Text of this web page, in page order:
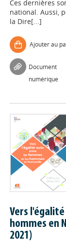
Ces dernières
national. Aussi,
la Dire[...]
Ajouter au
Document
numérique
Vers
hommes en
2021)